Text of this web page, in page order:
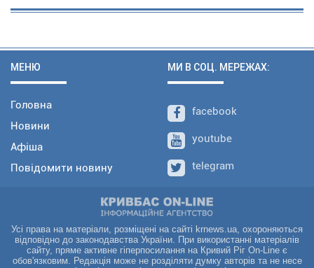
МЕНЮ
Головна
Новини
Афіша
Повідомити новину
МИ В СОЦ. МЕРЕЖАХ:
facebook
youtube
telegram
Усі права на матеріали, розміщені на сайті krnews.ua, охороняються
відповідно до законодавства України. При використанні матеріалів
сайту, пряме активне гіперпосилання на Кривий Ріг On-Line є
обов'язковим. Редакція може не розділяти думку авторів та не несе